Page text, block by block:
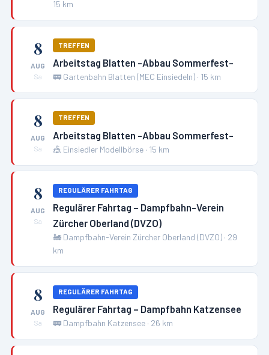
15 km
8
AUG
Sa
TREFFEN
Arbeitstag Blatten -Abbau Sommerfest-
🚃 Gartenbahn Blatten (MEC Einsiedeln) · 15 km
8
AUG
Sa
TREFFEN
Arbeitstag Blatten -Abbau Sommerfest-
🎪 Einsiedler Modellbörse · 15 km
8
AUG
Sa
REGULÄRER FAHRTAG
Regulärer Fahrtag – Dampfbahn-Verein
Zürcher Oberland (DVZO)
🚂 Dampfbahn-Verein Zürcher Oberland (DVZO) · 29
km
8
AUG
Sa
REGULÄRER FAHRTAG
Regulärer Fahrtag – Dampfbahn Katzensee
🚃 Dampfbahn Katzensee · 26 km